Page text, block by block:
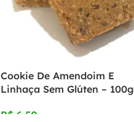
Cookie De Amendoim E
Linhaça Sem Glúten – 100g
R$